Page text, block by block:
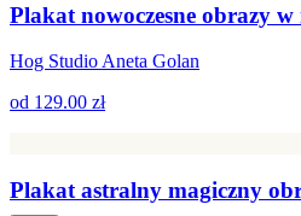
Plakat nowoczesne obrazy w
Hog Studio Aneta Golan
od 129.00 zł
Plakat astralny magiczny